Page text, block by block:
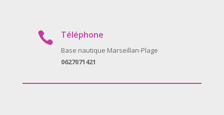
 Téléphone
Base nautique Marseillan-Plage
0627071421